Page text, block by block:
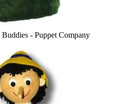
- Puppet Company